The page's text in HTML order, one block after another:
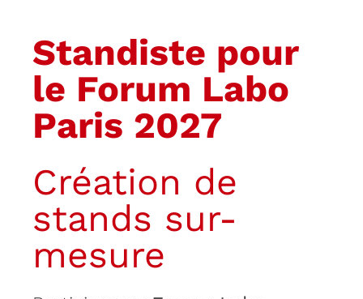
Standiste pour
le Forum Labo
Paris 2027
Création de
stands sur-
mesure